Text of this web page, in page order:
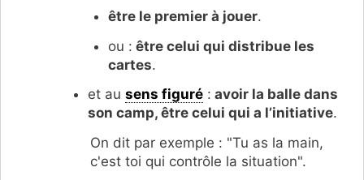
être le premier à jouer.
ou : être celui qui distribue les
cartes.
et au sens figuré: avoir la balle dans
son camp, être celui qui a l’initiative.
On dit par exemple : "Tu as la main,
c'est toi qui contrôle la situation".